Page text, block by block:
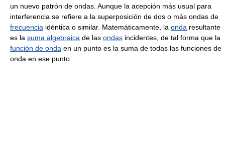
un nuevo patrón de ondas. Aunque la acepción más usual para
interferencia se refiere a la superposición de dos o más ondas de
frecuencia idéntica o similar. Matemáticamente, la onda resultante
es la suma algebraica de las ondas incidentes, de tal forma que la
función de onda en un punto es la suma de todas las funciones de
onda en ese punto.